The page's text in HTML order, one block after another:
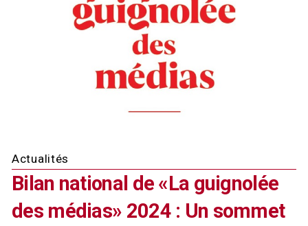
Actualités
Bilan national de «La guignolée
des médias» 2024 : Un sommet